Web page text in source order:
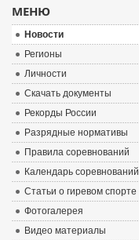
МЕНЮ
Новости
Регионы
Личности
Скачать документы
Рекорды России
Разрядные нормативы
Правила соревнований
Календарь соревнований
Статьи о гиревом спорте
Фотогалерея
Видео материалы